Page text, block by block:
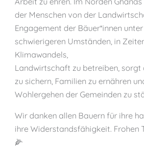
der Menschen von der
Engagement der Bäuer*innen
schwierigeren Umständen, in
Klimawandels,
Landwirtschaft zu betreiben, sorgt
zu sichern, Familien zu ernähren
Wohlergehen der Gemeinden zu
Wir danken allen Bauern für ihre
ihre Widerstandsfähigkeit. Frohen
🌽